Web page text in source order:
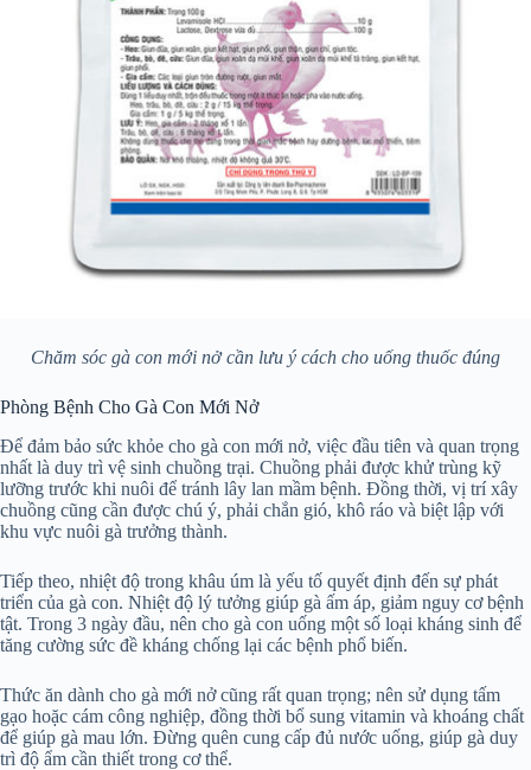
Chăm sóc gà con mới nở cần lưu ý cách cho uống thuốc đúng
Phòng Bệnh Cho Gà Con Mới Nở
Để đảm bảo sức khỏe cho gà con mới nở, việc đầu tiên và quan trọng
nhất là duy trì vệ sinh chuồng trại. Chuồng phải được khử trùng kỹ
lưỡng trước khi nuôi để tránh lây lan mầm bệnh. Đồng thời, vị trí xây
chuồng cũng cần được chú ý, phải chắn gió, khô ráo và biệt lập với
khu vực nuôi gà trưởng thành.
Tiếp theo, nhiệt độ trong khâu úm là yếu tố quyết định đến sự phát
triển của gà con. Nhiệt độ lý tưởng giúp gà ấm áp, giảm nguy cơ bệnh
tật. Trong 3 ngày đầu, nên cho gà con uống một số loại kháng sinh để
tăng cường sức đề kháng chống lại các bệnh phổ biến.
Thức ăn dành cho gà mới nở cũng rất quan trọng; nên sử dụng tấm
gạo hoặc cám công nghiệp, đồng thời bổ sung vitamin và khoáng chất
để giúp gà mau lớn. Đừng quên cung cấp đủ nước uống, giúp gà duy
trì độ ẩm cần thiết trong cơ thể.